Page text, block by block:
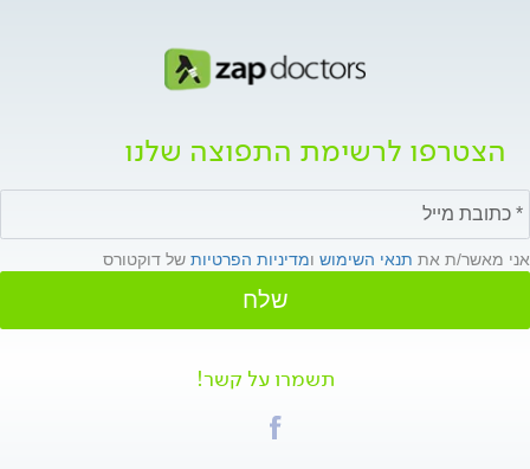
הצטרפו לרשימת התפוצה שלנו
אני מאשר/ת את תנאי השימוש ומדיניות הפרטיות של דוקטורס
שלח
תשמרו על קשר!